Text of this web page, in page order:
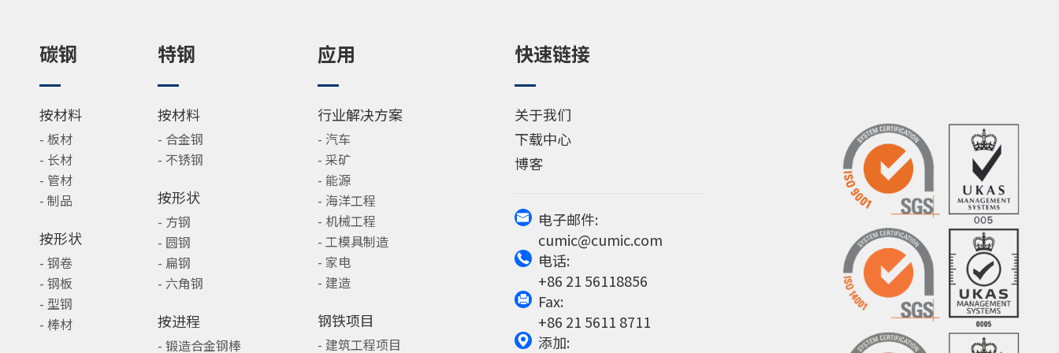
碳钢
按材料
- 板材
- 长材
- 管材
- 制品
按形状
- 钢卷
- 钢板
- 型钢
- 棒材
特钢
按材料
- 合金钢
- 不锈钢
按形状
- 方钢
- 圆钢
- 扁钢
- 六角钢
按进程
- 锻造合金钢棒
应用
行业解决方案
- 汽车
- 采矿
- 能源
- 海洋工程
- 机械工程
- 工模具制造
- 家电
- 建造
钢铁项目
- 建筑工程项目
快速链接
关于我们
下载中心
博客

电子邮件:
cumic@cumic.com

电话:
+86 21 56118856

Fax:
+86 21 5611 8711

添加: